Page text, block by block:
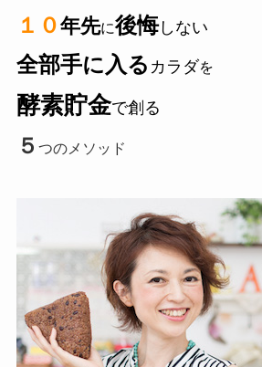
１０年先に後悔しない
全部手に入る カラダを
酵素貯金で創る
５ つのメソッド